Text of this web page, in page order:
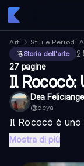
Arti Stili e Periodi
Storia dell'arte
27 pagine
Il Rococò:
Dea
@deya
Il Rococò è uno
Mostra di più